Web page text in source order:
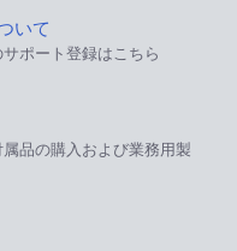
いて
ポート登録はこちら
品の購入および業務用製